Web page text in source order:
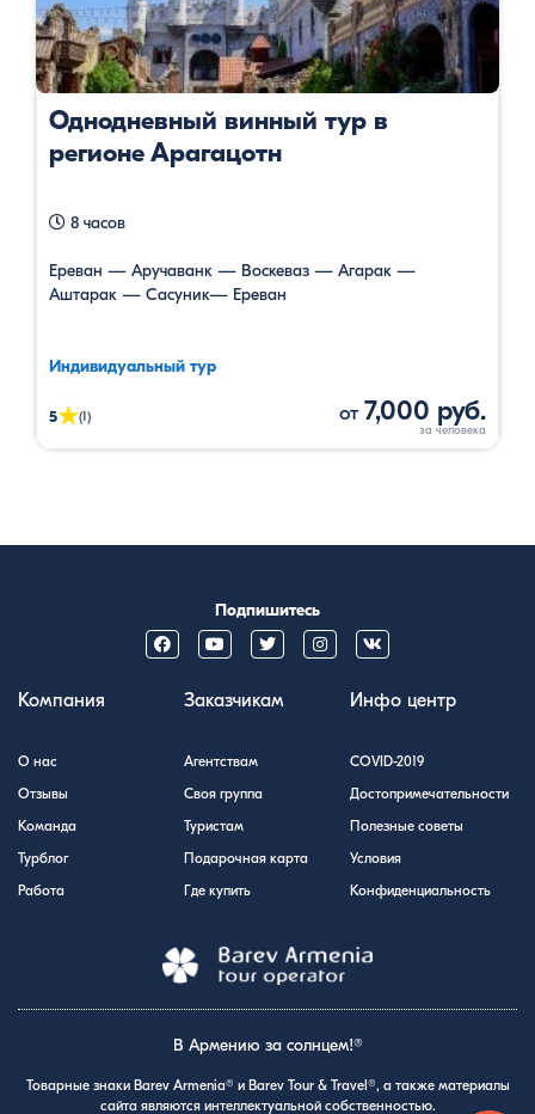
Однодневный винный тур в
регионе Арагацотн
8 часов
Ереван — Аручаванк — Воскеваз — Агарак —
Аштарак — Сасуник— Ереван
Индивидуальный тур
5★(1) от 7,000 руб.
Подпишитесь
Компания
О нас
Отзывы
Команда
Турблог
Работа
Заказчикам
Агентствам
Своя группа
Туристам
Подарочная карта
Где купить
Инфо центр
COVID-2019
Достопримечательности
Полезные советы
Условия
Конфиденциальность
В Армению за солнцем!®
Товарные знаки Barev Armenia® и Barev Tour & Travel®, а также материалы
сайта являются интеллектуальной собственностью.